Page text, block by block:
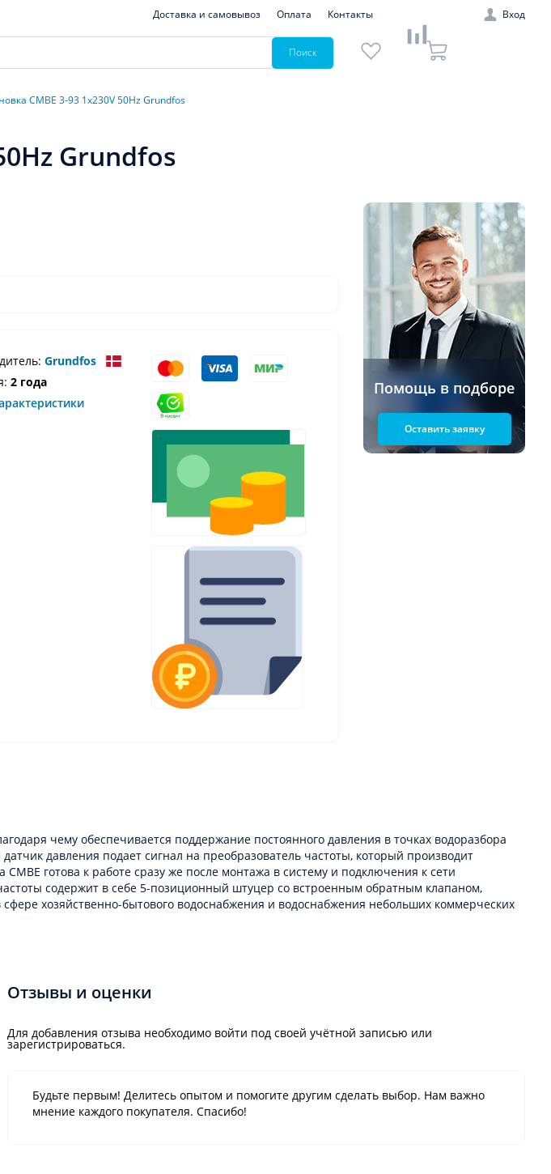
Доставка и самовывоз Оплата Контакты Вход
Поиск
CMBE 3-93 1x230V 50Hz Grundfos
Grundfos
Grundfos
2 года
Помощь в подборе
Оставить заявку
чему обеспечивается поддержание постоянного давления в точках водоразбора
давления подает сигнал на преобразователь частоты, который производит
готова к работе сразу же после монтажа в систему и подключения к сети
содержит в себе 5-позиционный штуцер со встроенным обратным клапаном,
хозяйственно-бытового водоснабжения и водоснабжения небольших коммерческих
Отзывы и оценки
Для добавления отзыва необходимо войти под своей учётной записью или
зарегистрироваться.
Будьте первым! Делитесь опытом и помогите другим сделать выбор. Нам важно
мнение каждого покупателя. Спасибо!